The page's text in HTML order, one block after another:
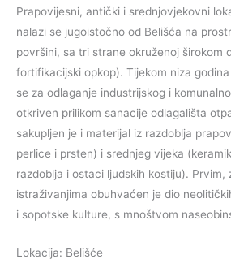
Prapovijesni, antički i srednjovjekovni
nalazi se jugoistočno od Belišća na
površini, sa tri strane okruženoj širokom
fortifikacijski opkop). Tijekom niza
se za odlaganje industrijskog i
otkriven prilikom sanacije odlagališta
sakupljen je i materijal iz razdoblja
perlice i prsten) i srednjeg vijeka
razdoblja i ostaci ljudskih kostiju). Prvim,
istraživanjima obuhvaćen je dio
i sopotske kulture, s mnoštvom
Lokacija: Belišće